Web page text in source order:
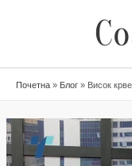
Почетна » Блог » Висок